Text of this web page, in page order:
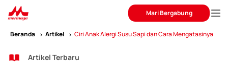
Mari Bergabung
Beranda Artikel Ciri Anak Alergi Susu Sapi dan Cara Mengatasinya
Artikel Terbaru